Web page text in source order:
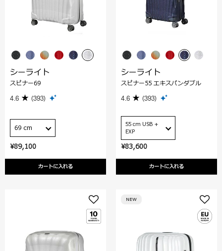
¥89,100
カートに入れる
シーライト
スピナー69
4.6 (393)
69 cm
¥83,600
カートに入れる
シーライト
スピナー55 エキスパンダブル
4.6 (393)
55 cm USB +
EXP
NEW